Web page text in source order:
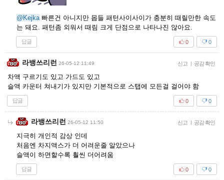
@Kejka빠른건 아니지만 몹들 패턴사이사이가 충분히 때릴만한 속도
는 돼요. 패턴좀 외워서 때림 크게 단점으로 나타나진 않아요.
답글 0
0
라뱅쓰리런 26-05-12 11:49 신고 | 공감 확인
차액 구르기도 있고 가드도 있고
슬액 카운터 쳐내기가 있지만 기본적으로 스탭에 모든걸 걸어야 함
답글 0
0
라뱅쓰리런 26-05-12 11:50 신고 | 공감 확인
지극히 개인적 감상 인데
처음엔 차지액스가 더 어려운줄 알았으나
슬액이 하면할수록 훨씬 더어려움
답글 0
0